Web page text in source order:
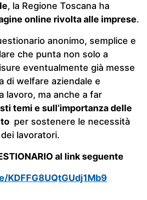
, la Regione Toscana ha
online rivolta alle imprese.
anonimo, semplice e
che punta non solo a
eventualmente già messe
di welfare aziendale e
lavoro, ma anche a far
temi e sull’importanza delle
per sostenere le necessità
lavoratori.
al link seguente
KDFFG8UQtGUdj1Mb9